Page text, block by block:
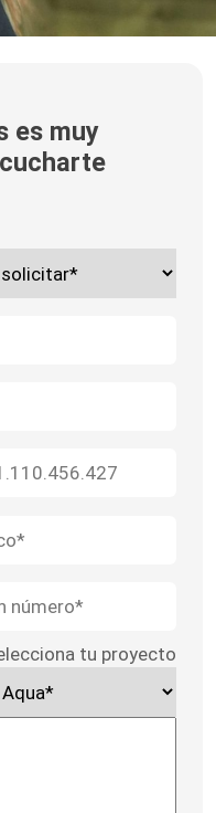
es muy
tu proyecto